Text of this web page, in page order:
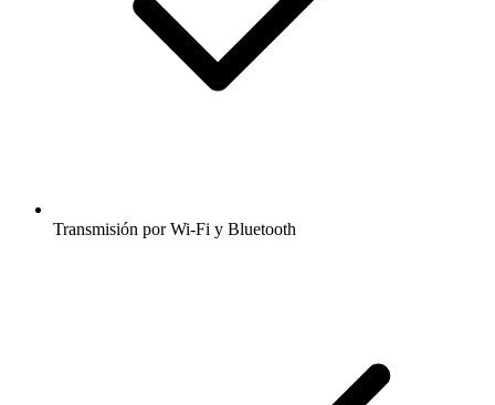
Transmisión por Wi-Fi y Bluetooth